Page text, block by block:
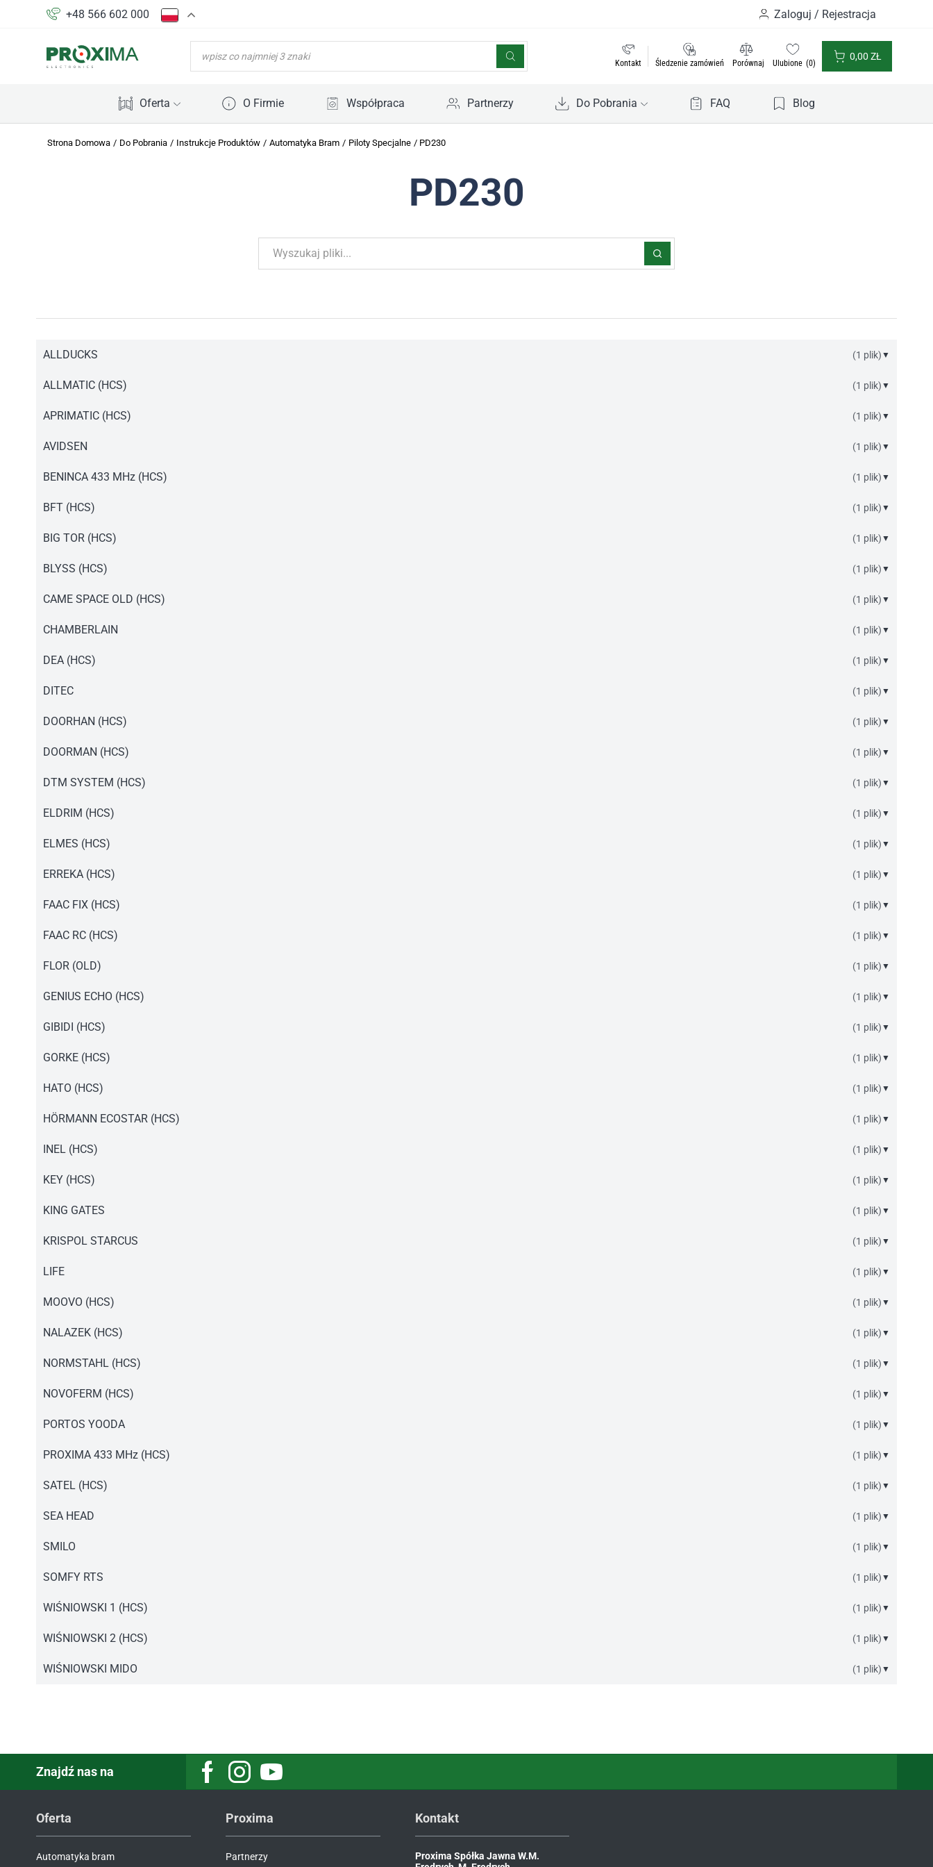
+48 566 602 000 Zaloguj / Rejestracja
WYSZUKIWARKA
PRODUKTÓW
Kontakt Śledzenie zamówień Porównaj Ulubione 0
0,00 ZŁ
Oferta O Firmie Współpraca Partnerzy Do Pobrania FAQ Blog
Strona Domowa / Do Pobrania / Instrukcje Produktów / Automatyka Bram / Piloty Specjalne / PD230
PD230
ALLDUCKS (1 plik) ▼
Instrukcja pilot PD230.pdf
ALLMATIC (HCS) (1 plik) ▼
Instrukcja pilot PD230.pdf
APRIMATIC (HCS) (1 plik) ▼
Instrukcja pilot PD230.pdf
AVIDSEN (1 plik) ▼
Instrukcja pilot PD230.pdf
BENINCA 433 MHz (HCS) (1 plik) ▼
Instrukcja pilot PD230.pdf
BFT (HCS) (1 plik) ▼
Instrukcja pilot PD230.pdf
BIG TOR (HCS) (1 plik) ▼
Instrukcja pilot PD230.pdf
BLYSS (HCS) (1 plik) ▼
Instrukcja pilot PD230.pdf
CAME SPACE OLD (HCS) (1 plik) ▼
Instrukcja pilot PD230.pdf
CHAMBERLAIN (1 plik) ▼
Instrukcja pilot PD230.pdf
DEA (HCS) (1 plik) ▼
Instrukcja pilot PD230.pdf
DITEC (1 plik) ▼
Instrukcja pilot PD230.pdf
DOORHAN (HCS) (1 plik) ▼
Instrukcja pilot PD230.pdf
DOORMAN (HCS) (1 plik) ▼
Instrukcja pilot PD230.pdf
DTM SYSTEM (HCS) (1 plik) ▼
Instrukcja pilot PD230.pdf
ELDRIM (HCS) (1 plik) ▼
Instrukcja pilot PD230.pdf
ELMES (HCS) (1 plik) ▼
Instrukcja pilot PD230.pdf
ERREKA (HCS) (1 plik) ▼
Instrukcja pilot PD230.pdf
FAAC FIX (HCS) (1 plik) ▼
Instrukcja pilot PD230.pdf
FAAC RC (HCS) (1 plik) ▼
Instrukcja pilot PD230.pdf
FLOR (OLD) (1 plik) ▼
Instrukcja pilot PD230.pdf
GENIUS ECHO (HCS) (1 plik) ▼
Instrukcja pilot PD230.pdf
GIBIDI (HCS) (1 plik) ▼
Instrukcja pilot PD230.pdf
GORKE (HCS) (1 plik) ▼
Instrukcja pilot PD230.pdf
HATO (HCS) (1 plik) ▼
Instrukcja pilot PD230.pdf
HÖRMANN ECOSTAR (HCS) (1 plik) ▼
Instrukcja pilot PD230.pdf
INEL (HCS) (1 plik) ▼
Instrukcja pilot PD230.pdf
KEY (HCS) (1 plik) ▼
Instrukcja pilot PD230.pdf
KING GATES (1 plik) ▼
Instrukcja pilot PD230.pdf
KRISPOL STARCUS (1 plik) ▼
Instrukcja pilot PD230.pdf
LIFE (1 plik) ▼
Instrukcja pilot PD230.pdf
MOOVO (HCS) (1 plik) ▼
Instrukcja pilot PD230.pdf
NALAZEK (HCS) (1 plik) ▼
Instrukcja pilot PD230.pdf
NORMSTAHL (HCS) (1 plik) ▼
Instrukcja pilot PD230.pdf
NOVOFERM (HCS) (1 plik) ▼
Instrukcja pilot PD230.pdf
PORTOS YOODA (1 plik) ▼
Instrukcja Proxima Pilot Dopuszkowy PD230R.pdf
PROXIMA 433 MHz (HCS) (1 plik) ▼
Instrukcja pilot PD230.pdf
SATEL (HCS) (1 plik) ▼
Instrukcja pilot PD230.pdf
SEA HEAD (1 plik) ▼
Instrukcja pilot PD230.pdf
SMILO (1 plik) ▼
Instrukcja pilot PD230.pdf
SOMFY RTS (1 plik) ▼
Instrukcja PD230 SOMFY.pdf
WIŚNIOWSKI 1 (HCS) (1 plik) ▼
Instrukcja pilot PD230.pdf
WIŚNIOWSKI 2 (HCS) (1 plik) ▼
Instrukcja pilot PD230.pdf
WIŚNIOWSKI MIDO (1 plik) ▼
Znajdź nas na FacebookInstagramYoutube
Oferta
Automatyka bram
Proxima
Partnerzy
Kontakt
Proxima Spółka Jawna W.M.